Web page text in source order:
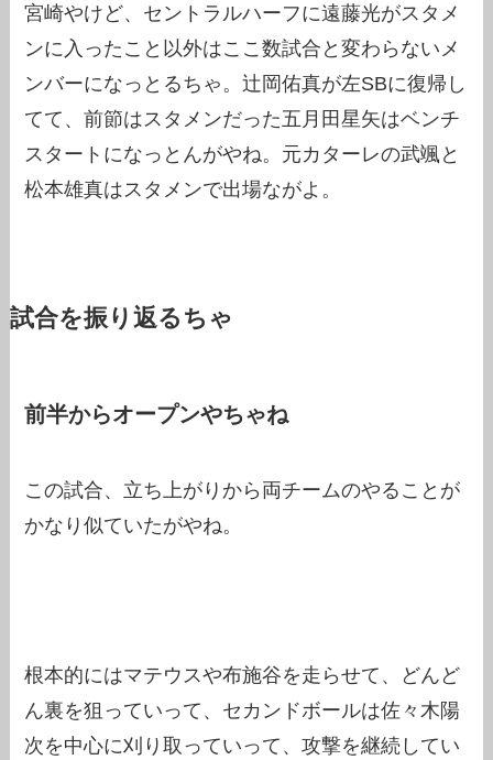
宮崎やけど、セントラルハーフに遠藤光がスタメ
ンに入ったこと以外はここ数試合と変わらないメ
ンバーになっとるちゃ。辻岡佑真が左SBに復帰し
てて、前節はスタメンだった五月田星矢はベンチ
スタートになっとんがやね。元カターレの武颯と
松本雄真はスタメンで出場ながよ。
試合を振り返るちゃ
前半からオープンやちゃね
この試合、立ち上がりから両チームのやることが
かなり似ていたがやね。
根本的にはマテウスや布施谷を走らせて、どんど
ん裏を狙っていって、セカンドボールは佐々木陽
次を中心に刈り取っていって、攻撃を継続してい